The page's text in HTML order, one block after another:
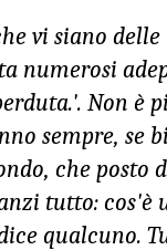
vi siano
numerosi
Non è
sempre, se
che posto
tutto: cos'è
qualcuno.